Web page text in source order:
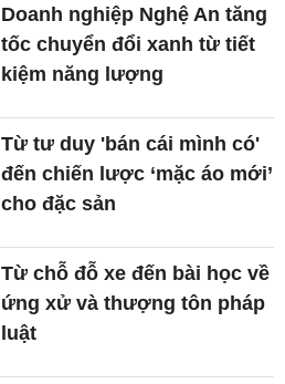
Doanh nghiệp Nghệ An tăng
tốc chuyển đổi xanh từ tiết
kiệm năng lượng
Từ tư duy 'bán cái mình có'
đến chiến lược ‘mặc áo mới’
cho đặc sản
Từ chỗ đỗ xe đến bài học về
ứng xử và thượng tôn pháp
luật